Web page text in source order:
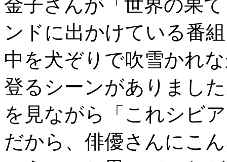
金子さんが「世界の果
ンドに出かけている番
中を犬ぞりで吹雪かれ
登るシーンがありまし
を見ながら「これシビ
だから、俳優さんにこ